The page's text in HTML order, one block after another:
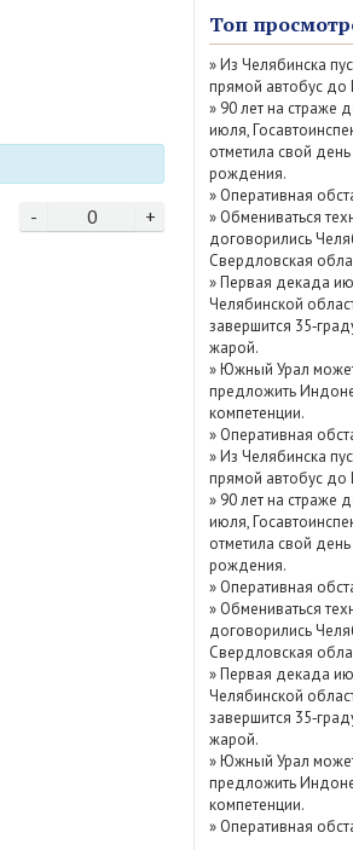
- 0 +
Июль 2026 (77)
Июнь 2026 (52)
Май 2026 (69)
Апрель 2026
Март 2026 (79)
Показать /
архив
Топ
»Из Челябинска
прямой автобус
» 90 лет на страже
июля,
отметила свой день
рождения.
» Оперативная
» Обмениваться
договорились
Свердловская
»Первая декада
Челябинской
завершится
жарой.
»Южный Урал
предложить
компетенции.
» Оперативная
»Из Челябинска
прямой автобус
» 90 лет на страже
июля,
отметила свой день
рождения.
» Оперативная
» Обмениваться
договорились
Свердловская
»Первая декада
Челябинской
завершится
жарой.
»Южный Урал
предложить
компетенции.
» Оперативная